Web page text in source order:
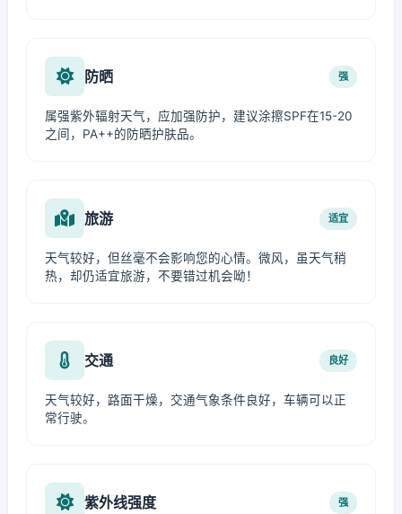
防晒 强
属强紫外辐射天气，应加强防护，建议涂擦SPF在15-20
之间，PA++的防晒护肤品。
旅游 适宜
天气较好，但丝毫不会影响您的心情。微风，虽天气稍
热，却仍适宜旅游，不要错过机会呦！
交通 良好
天气较好，路面干燥，交通气象条件良好，车辆可以正
常行驶。
紫外线强度 强